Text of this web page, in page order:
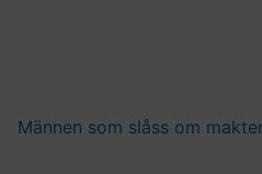
Männen som slåss om